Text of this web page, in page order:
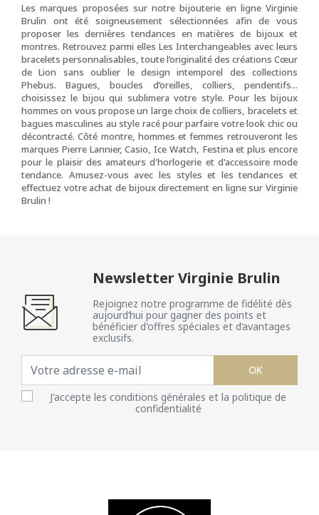
Les marques proposées sur notre bijouterie en ligne Virginie
Brulin ont été soigneusement sélectionnées afin de vous
proposer les dernières tendances en matières de bijoux et
montres. Retrouvez parmi elles Les Interchangeables avec leurs
bracelets personnalisables, toute l’originalité des créations Cœur
de Lion sans oublier le design intemporel des collections
Phebus. Bagues, boucles d’oreilles, colliers, pendentifs...
choisissez le bijou qui sublimera votre style. Pour les bijoux
hommes on vous propose un large choix de colliers, bracelets et
bagues masculines au style racé pour parfaire votre look chic ou
décontracté. Côté montre, hommes et femmes retrouveront les
marques Pierre Lannier, Casio, Ice Watch, Festina et plus encore
pour le plaisir des amateurs d'horlogerie et d'accessoire mode
tendance. Amusez-vous avec les styles et les tendances et
effectuez votre achat de bijoux directement en ligne sur Virginie
Brulin !
Newsletter Virginie Brulin
Rejoignez notre programme de fidélité dès
aujourd’hui pour gagner des points et
bénéficier d'offres spéciales et d’avantages
exclusifs.
OK
J'accepte les conditions générales et la politique de
confidentialité